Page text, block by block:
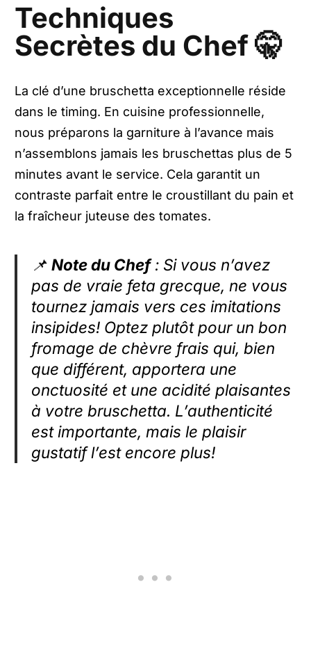
Techniques
Secrètes du Chef 🤫
La clé d’une bruschetta exceptionnelle réside
dans le timing. En cuisine professionnelle,
nous préparons la garniture à l’avance mais
n’assemblons jamais les bruschettas plus de 5
minutes avant le service. Cela garantit un
contraste parfait entre le croustillant du pain et
la fraîcheur juteuse des tomates.
📌 Note du Chef: Si vous n’avez
pas de vraie feta grecque, ne vous
tournez jamais vers ces imitations
insipides! Optez plutôt pour un bon
fromage de chèvre frais qui, bien
que différent, apportera une
onctuosité et une acidité plaisantes
à votre bruschetta. L’authenticité
est importante, mais le plaisir
gustatif l’est encore plus!